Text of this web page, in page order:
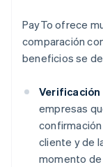
PayTo ofrece
comparación
beneficios se
Verificación
empresas
cliente y de
momento de